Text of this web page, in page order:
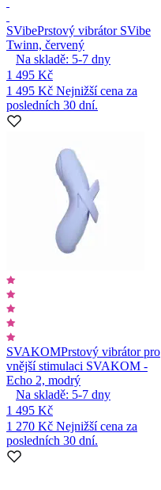
SVibePrstový vibrátor SVibe
Twinn, červený
Na skladě: 5-7 dny
1 495 Kč
1 495 Kč Nejnižší cena za
posledních 30 dní.
SVAKOMPrstový vibrátor pro
vnější stimulaci SVAKOM -
Echo 2, modrý
Na skladě: 5-7 dny
1 495 Kč
1 270 Kč Nejnižší cena za
posledních 30 dní.